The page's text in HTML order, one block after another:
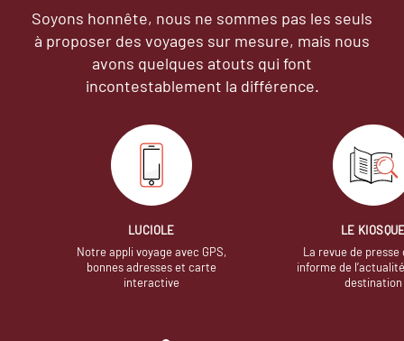
Soyons honnête, nous ne sommes pas les seuls
à proposer des voyages sur mesure, mais nous
avons quelques atouts qui font
incontestablement la différence.
LUCIOLE
Notre appli voyage avec GPS,
bonnes adresses et carte
interactive
LE
La revue de presse
informe de
destination